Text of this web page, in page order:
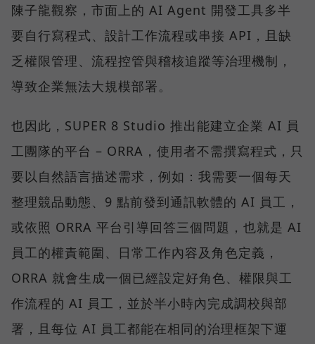
陳子龍觀察，市面上的 AI Agent 開發工具多半
要自行寫程式、設計工作流程或串接 API，且缺
乏權限管理、流程控管與稽核追蹤等治理機制，
導致企業無法大規模部署。
也因此，SUPER 8 Studio 推出能建立企業 AI 員
工團隊的平台 – ORRA，使用者不需撰寫程式，只
要以自然語言描述需求，例如：我需要一個每天
整理競品動態、9 點前發到通訊軟體的 AI 員工，
或依照 ORRA 平台引導回答三個問題，也就是 AI
員工的權責範圍、日常工作內容及角色定義，
ORRA 就會生成一個已經設定好角色、權限與工
作流程的 AI 員工，並於半小時內完成調校與部
署，且每位 AI 員工都能在相同的治理框架下運